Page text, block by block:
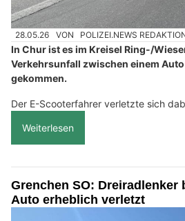
28.05.26 VON POLIZEI.NEWS
In Chur ist es im Kreisel Ring-/
Verkehrsunfall zwischen einem
gekommen.
Der E-Scooterfahrer verletzte sich
Weiterlesen
Grenchen SO:
Auto erheblich verletzt